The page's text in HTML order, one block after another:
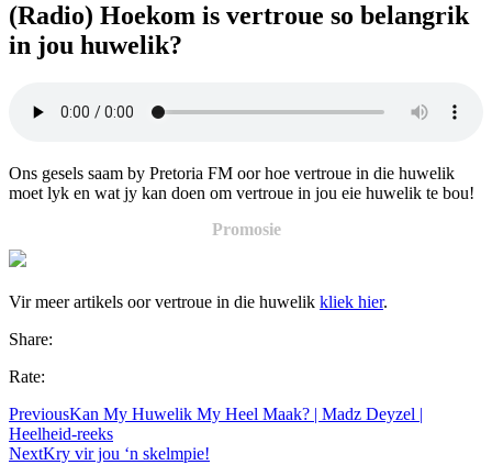
(Radio) Hoekom is vertroue so belangrik
in jou huwelik?
Ons gesels saam by Pretoria FM oor hoe vertroue in die huwelik
moet lyk en wat jy kan doen om vertroue in jou eie huwelik te bou!
Promosie
Vir meer artikels oor vertroue in die huwelik kliek hier.
Share:
Rate:
PreviousKan My Huwelik My Heel Maak? | Madz Deyzel |
Heelheid-reeks
NextKry vir jou ‘n skelmpie!